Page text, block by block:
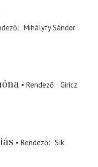
Mihályfy Sándor
Rendező
Giricz
Rendező
Sík